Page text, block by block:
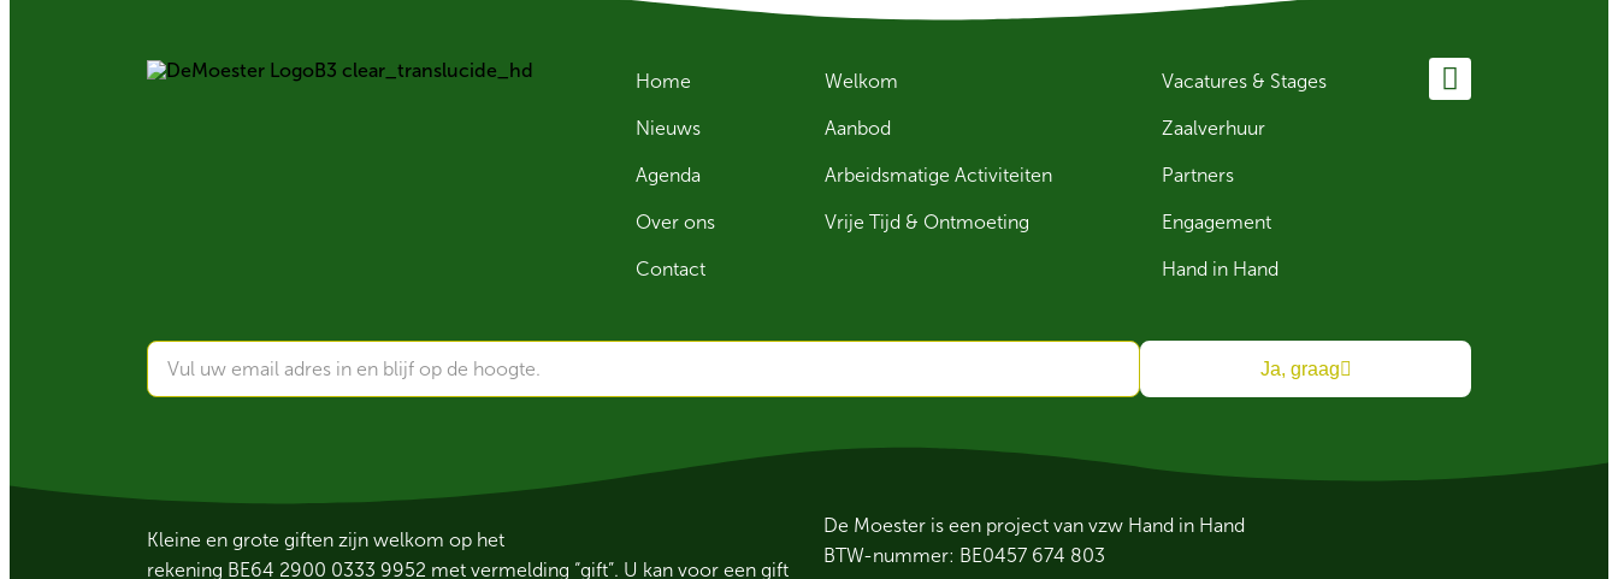
Home
Nieuws
Agenda
Over ons
Contact
Welkom
Aanbod
Arbeidsmatige Activiteiten
Vrije Tijd & Ontmoeting
Vacatures & Stages
Zaalverhuur
Partners
Engagement
Hand in Hand
Ja, graag
Kleine en grote giften zijn welkom op het
rekening BE64 2900 0333 9952 met vermelding “gift”. U kan voor een gift
De Moester is een project van vzw Hand in Hand
BTW-nummer: BE0457 674 803